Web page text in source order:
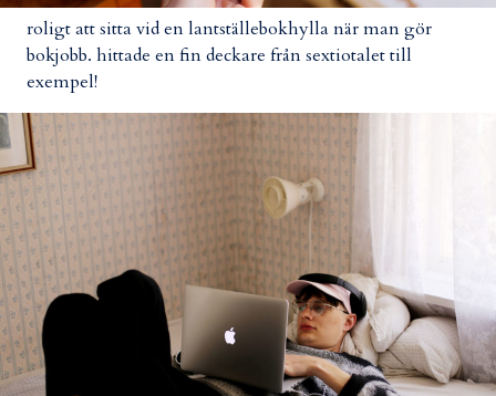
roligt att sitta vid en lantställebokhylla när man gör
bokjobb. hittade en fin deckare från sextiotalet till
exempel!